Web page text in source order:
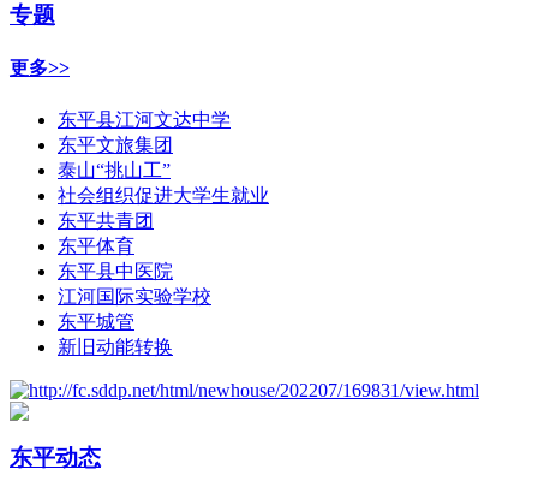
专题
更多>>
东平县江河文达中学
东平文旅集团
泰山“挑山工”
社会组织促进大学生就业
东平共青团
东平体育
东平县中医院
江河国际实验学校
东平城管
新旧动能转换
东平动态